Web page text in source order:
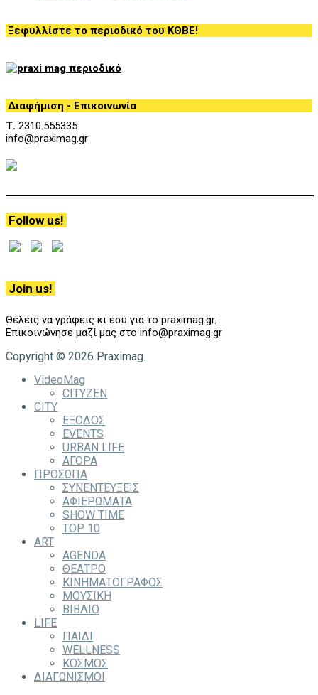
Ξεφυλλίστε το περιοδικό του ΚΘΒΕ!
Διαφήμιση - Επικοινωνία
Τ. 2310.555335
info@praximag.gr
Follow us!
Join us!
Θέλεις να γράφεις κι εσύ για το praximag.gr;
Επικοινώνησε μαζί μας στο info@praximag.gr
Copyright © 2026 Praximag.
VideoMag
CITYZEN
CITY
ΕΞΟΔΟΣ
EVENTS
URBAN LIFE
ΑΓΟΡΑ
ΠΡΟΣΩΠΑ
ΣΥΝΕΝΤΕΥΞΕΙΣ
ΑΦΙΕΡΩΜΑΤΑ
SHOW TIME
TOP 10
ART
AGENDA
ΘΕΑΤΡΟ
ΚΙΝΗΜΑΤΟΓΡΑΦΟΣ
ΜΟΥΣΙΚΗ
ΒΙΒΛΙΟ
LIFE
ΠΑΙΔΙ
WELLNESS
ΚΟΣΜΟΣ
ΔΙΑΓΩΝΙΣΜΟΙ